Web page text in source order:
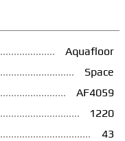
Aquafloor
Space
AF4059
1220
43